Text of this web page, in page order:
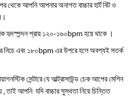
থেকে আপনি আপনার অনাগত বাচ্চার হার্ট বিট ও
হৃদস্পন্দন প্রায় ১২০-১৬০bpm হয়ে থাকে ।
নিচে এবং ১৮০bpm এর উপরে হলে অবশ্যই সতর্ক
সেন্টারে যে আল্ট্রাসাউন্ড চেক আপের মেশিন
, তাই আপনি যদি বাচ্চার সুস্থতা নিয়ে চিন্তিত